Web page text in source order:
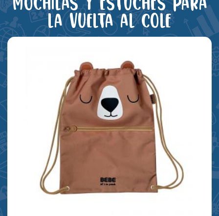
la vuelta al cole